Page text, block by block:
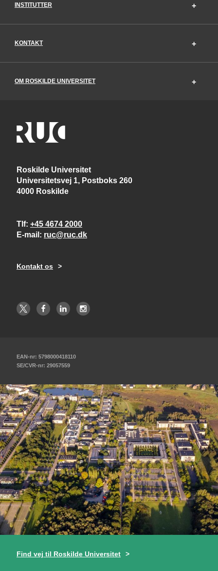
INSTITUTTER
KONTAKT
OM ROSKILDE UNIVERSITET
Roskilde Universitet
Universitetsvej 1, Postboks 260
4000 Roskilde
Tlf +45 4674 2000
E-mail
ruc@ruc.dk
Kontakt os
EAN-nr: 5798000418110
SE/CVR-nr: 29057559
Find vej til Roskilde Universitet